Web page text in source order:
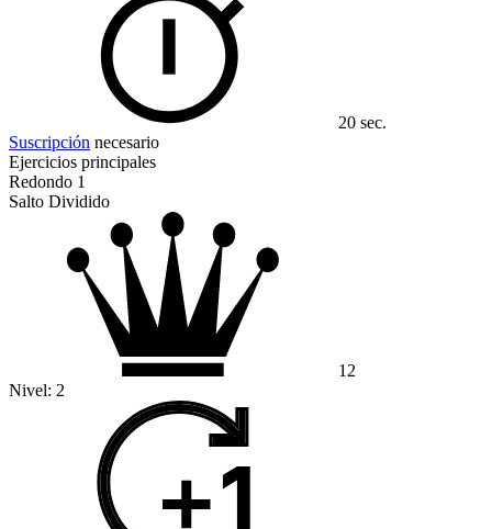
20 sec.
Suscripción necesario
Ejercicios principales
Redondo 1
Salto Dividido
12
Nivel: 2